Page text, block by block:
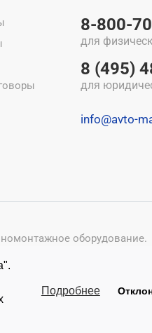
Подробнее
8-800-
для
8 (495)
для
info@avto-
оборудование.
согласия